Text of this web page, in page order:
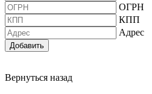
ОГРН
КПП
Адрес
Добавить
Вернуться назад